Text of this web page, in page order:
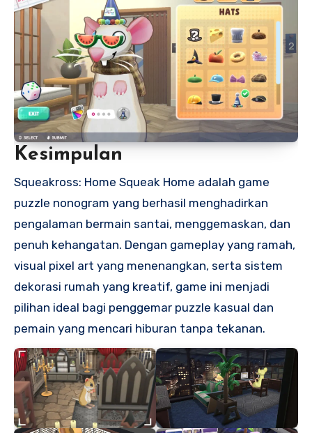
Kesimpulan
Squeakross: Home Squeak Home adalah game
puzzle nonogram yang berhasil menghadirkan
pengalaman bermain santai, menggemaskan, dan
penuh kehangatan. Dengan gameplay yang ramah,
visual pixel art yang menenangkan, serta sistem
dekorasi rumah yang kreatif, game ini menjadi
pilihan ideal bagi penggemar puzzle kasual dan
pemain yang mencari hiburan tanpa tekanan.